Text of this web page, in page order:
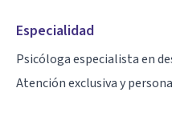
Especialidad
Psicóloga especialista en
Atención exclusiva y